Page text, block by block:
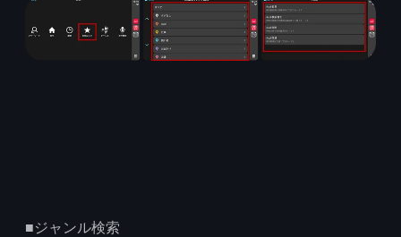
■ジャンル検索